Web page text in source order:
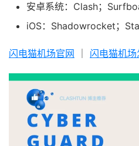
安卓系统：Clash；
iOS：Shadowrocket；
闪电猫机场官网 闪电猫机场